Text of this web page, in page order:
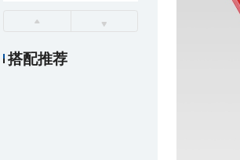
搭配推荐